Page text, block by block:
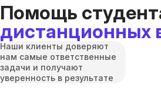
Помощь
дистанционных
Наши клиенты доверяют
нам самые ответственные
задачи и получают
уверенность в результате